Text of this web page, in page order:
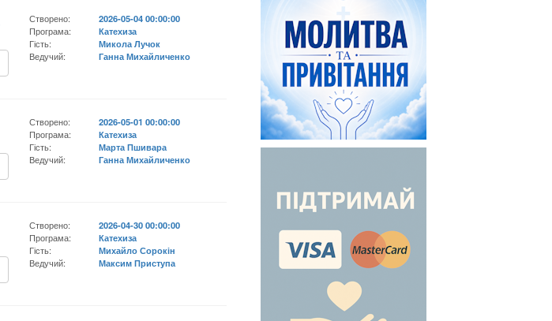
Створено:
2026-05-04 00:00:00
Програма:
Катехиза
Гість:
Микола Лучок
Ведучий:
Ганна Михайличенко
Створено:
2026-05-01 00:00:00
Програма:
Катехиза
Гість:
Марта Пшивара
Ведучий:
Ганна Михайличенко
Створено:
2026-04-30 00:00:00
Програма:
Катехиза
Гість:
Михайло Сорокін
Ведучий:
Максим Приступа